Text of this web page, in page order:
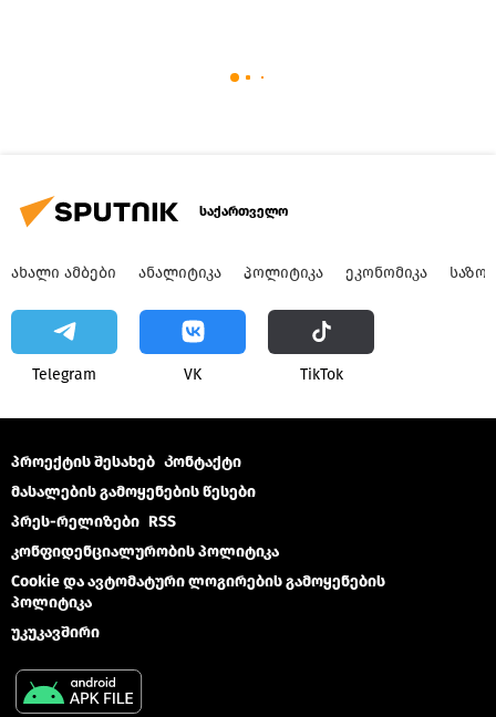
საქართველო
ᲐᲮᲐᲚᲘ ᲐᲛᲑᲔᲑᲘ ᲐᲜᲐᲚᲘᲢᲘᲙᲐ ᲞᲝᲚᲘᲢᲘᲙᲐ ᲔᲙᲝᲜᲝᲛᲘᲙᲐ
Telegram VK ТikТоk
პროექტის შესახებ Კონტაქტი
მასალების გამოყენების წესები
პრეს-რელიზები RSS
კონფიდენციალურობის პოლიტიკა
Cookie და ავტომატური ლოგირების გამოყენების
პოლიტიკა
უკუკავშირი